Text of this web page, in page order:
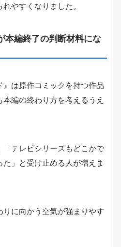
やすくなりました。
本編終了の判断材料にな
』は原作コミックを持つ作品
編の終わり方を考えるうえ
「テレビシリーズもどこかで
」と受け止める人が増えま
に向かう空気が強まりやす